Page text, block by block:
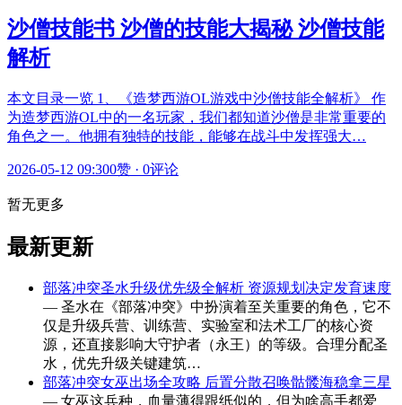
沙僧技能书 沙僧的技能大揭秘 沙僧技能
解析
本文目录一览 1、《造梦西游OL游戏中沙僧技能全解析》 作
为造梦西游OL中的一名玩家，我们都知道沙僧是非常重要的
角色之一。他拥有独特的技能，能够在战斗中发挥强大…
2026-05-12 09:300赞 · 0评论
暂无更多
最新更新
部落冲突圣水升级优先级全解析 资源规划决定发育速度
— 圣水在《部落冲突》中扮演着至关重要的角色，它不
仅是升级兵营、训练营、实验室和法术工厂的核心资
源，还直接影响大守护者（永王）的等级。合理分配圣
水，优先升级关键建筑…
部落冲突女巫出场全攻略 后置分散召唤骷髅海稳拿三星
— 女巫这兵种，血量薄得跟纸似的，但为啥高手都爱